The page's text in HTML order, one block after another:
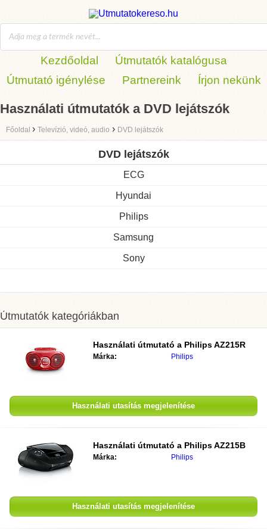
Kezdőoldal
Útmutatók katalógusa
Útmutató igénylése
Partnereink Írjon nekünk
Használati útmutatók a DVD lejátszók
Főoldal › Televízió, videó, audio › DVD lejátszók
DVD lejátszók
ECG
Hyundai
Philips
Samsung
Sony
Útmutatók kategóriákban
Használati útmutató a Philips AZ215R
Márka: Philips
Használati utasítás megjelenítése
Használati útmutató a Philips AZ215B
Márka: Philips
Használati utasítás megjelenítése